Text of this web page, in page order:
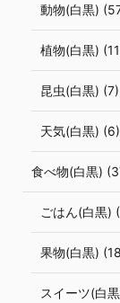
動物(白黒)
植物(白黒)
昆虫(白黒) (7)
天気(白黒) (6)
食べ物(白黒)
ごはん(白黒)
果物(白黒)
スイーツ(白